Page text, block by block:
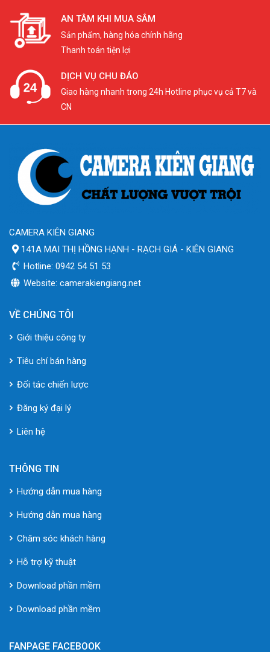
AN TÂM KHI MUA SẮM
Sản phẩm, hàng hóa chính hãng
Thanh toán tiện lợi
DỊCH VỤ CHU ĐÁO
Giao hàng nhanh trong 24h Hotline phục vụ cả T7 và
CN
CAMERA KIÊN GIANG
141A MAI THỊ HỒNG HẠNH - RẠCH GIÁ - KIÊN GIANG
Hotline: 0942 54 51 53
Website: camerakiengiang.net
VỀ CHÚNG TÔI
Giới thiệu công ty
Tiêu chí bán hàng
Đối tác chiến lược
Đăng ký đại lý
Liên hệ
THÔNG TIN
Hướng dẫn mua hàng
Hướng dẫn mua hàng
Chăm sóc khách hàng
Hỗ trợ kỹ thuật
Download phần mềm
Download phần mềm
FANPAGE FACEBOOK